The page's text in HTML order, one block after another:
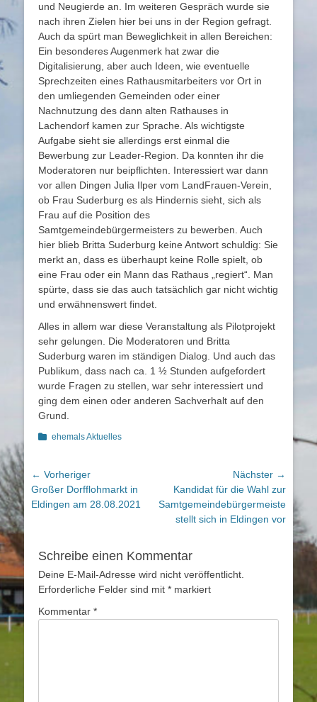
und Neugierde an. Im weiteren Gespräch wurde sie
nach ihren Zielen hier bei uns in der Region gefragt.
Auch da spürt man Beweglichkeit in allen Bereichen:
Ein besonderes Augenmerk hat zwar die
Digitalisierung, aber auch Ideen, wie eventuelle
Sprechzeiten eines Rathausmitarbeiters vor Ort in
den umliegenden Gemeinden oder einer
Nachnutzung des dann alten Rathauses in
Lachendorf kamen zur Sprache. Als wichtigste
Aufgabe sieht sie allerdings erst einmal die
Bewerbung zur Leader-Region. Da konnten ihr die
Moderatoren nur beipflichten. Interessiert war dann
vor allen Dingen Julia Ilper vom LandFrauen-Verein,
ob Frau Suderburg es als Hindernis sieht, sich als
Frau auf die Position des
Samtgemeindebürgermeisters zu bewerben. Auch
hier blieb Britta Suderburg keine Antwort schuldig: Sie
merkt an, dass es überhaupt keine Rolle spielt, ob
eine Frau oder ein Mann das Rathaus „regiert“. Man
spürte, dass sie das auch tatsächlich gar nicht wichtig
und erwähnenswert findet.
Alles in allem war diese Veranstaltung als Pilotprojekt
sehr gelungen. Die Moderatoren und Britta
Suderburg waren im ständigen Dialog. Und auch das
Publikum, dass nach ca. 1 ½ Stunden aufgefordert
wurde Fragen zu stellen, war sehr interessiert und
ging dem einen oder anderen Sachverhalt auf den
Grund.
Kategorien
ehemals Aktuelles
Beitragsnavigation
← Vorheriger
Vorheriger
Beitrag:
Großer Dorfflohmarkt in
Eldingen am 28.08.2021
Nächster →
Nächster
Beitrag:
Kandidat für die Wahl zur
Samtgemeindebürgermeisterin
stellt sich in Eldingen vor
Schreibe einen Kommentar
Deine E-Mail-Adresse wird nicht veröffentlicht.
Erforderliche Felder sind mit * markiert
Kommentar *